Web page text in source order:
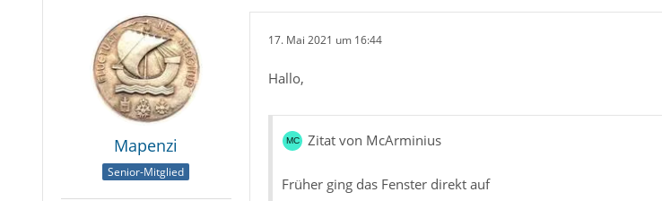
Mapenzi
Senior-Mitglied
17. Mai 2021 um 16:44
Hallo,
Zitat von McArminius
Früher ging das Fenster direkt auf